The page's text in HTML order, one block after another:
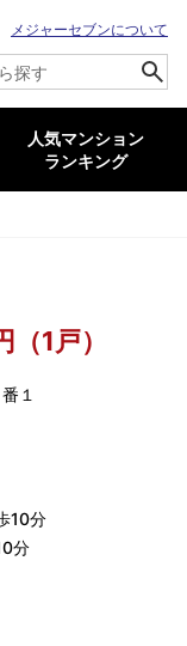
メジャーセブンについて
人気マンション
ランキング
1戸）
１
10分
分